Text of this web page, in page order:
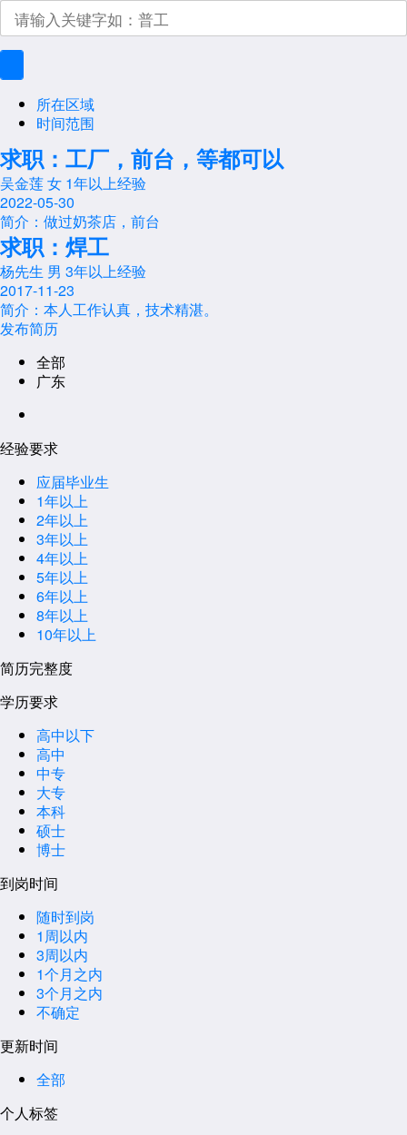
所在区域
时间范围
求职：工厂，前台，等都可以
吴金莲女 1年以上经验
2022-05-30
简介：做过奶茶店，前台
求职：焊工
杨先生 男 3年以上经验
2017-11-23
简介：本人工作认真，技术精湛。
发布简历
全部
广东
经验要求
应届毕业生
1年以上
2年以上
3年以上
4年以上
5年以上
6年以上
8年以上
10年以上
简历完整度
学历要求
高中以下
高中
中专
大专
本科
硕士
博士
到岗时间
随时到岗
1周以内
3周以内
1个月之内
3个月之内
不确定
更新时间
全部
个人标签